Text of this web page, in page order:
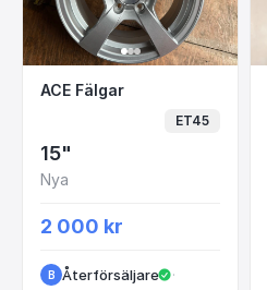
ACE Fälgar
ACE Fälgar
ET45
15"
Nya
2 000 kr
B Återförsäljare ·